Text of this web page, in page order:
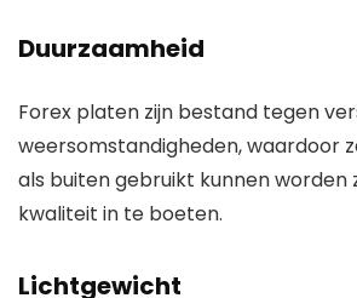
Duurzaamheid
Forex platen zijn bestand tegen
weersomstandigheden, waardoor
als buiten gebruikt kunnen worden
kwaliteit in te boeten.
Lichtgewicht